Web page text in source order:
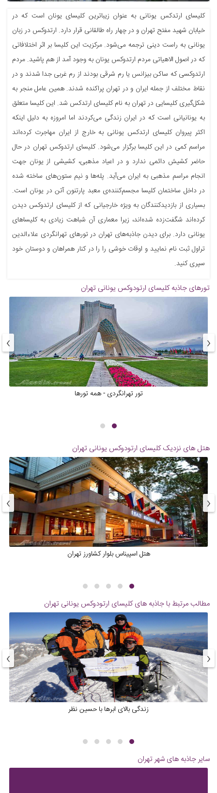
کلیسای ارتدکس یونانی به عنوان زیباترین کلیسای یونان است که در
خیابان شهید مفتح تهران و در چهار راه طالقانی قرار دارد. ارتدوکس در زبان
یونانی به راست دینی ترجمه می‌شود. مرکزیت این کلیسا بر اثر اختلافاتی
که در اصول الاهیاتی مردم ارتدوکس یونان به وجود آمد از هم پاشید. مردم
ارتدوکسی که ساکن بیزانس یا رم شرقی بودند از رم غربی جدا شدند و در
نقاط مختلف از جمله ایران و در تهران پراکنده شدند. همین عامل منجر به
شکل‌گیری کلیسایی در تهران به نام کلیسای ارتدکس شد. این کلیسا متعلق
به یونانیانی است که در ایران زندگی می‌کردند اما امروزه به دلیل اینکه
اکثر پیروان کلیسای ارتدکس یونانی به خارج از ایران مهاجرت کرده‌اند
مراسم کمی در این کلیسا برگزار می‌شود. کلیسای ارتدوکس تهران در حال
حاضر کشیش دائمی ندارد و در اعیاد مذهبی، کشیشی از یونان جهت
انجام مراسم مذهبی به ایران می‌آید. پله‌ها و نیم ستون‌های ساخته شده
در داخل ساختمان کلیسا مجسم‌کننده‌ی معبد پارتنون آتن در یونان است.
بسیاری از بازدیدکنندگان به ویژه خارجیانی که از کلیسای ارتدوکس دیدن
کرده‌اند شگفت‌زده شده‌اند، زیرا معماری آن شباهت زیادی به کلیساهای
یونانی دارد. برای دیدن جاذبه‌های تهران در تورهای تهرانگردی علاءالدین
تراول ثبت نام نمایید و اوقات خوشی را را در کنار همراهان و دوستان خود
سپری کنید.
تورهای جاذبه کلیسای ارتودوکس یونانی تهران
تور تهرانگردی - همه تورها
‹
›
هتل های نزدیک کلیسای ارتودوکس یونانی تهران
هتل اسپیناس بلوار کشاورز تهران
‹
›
مطالب مرتبط با جاذبه های کلیسای ارتودوکس یونانی تهران
زندگی بالای ابرها با حسین نظر
‹
›
سایر جاذبه های شهر تهران